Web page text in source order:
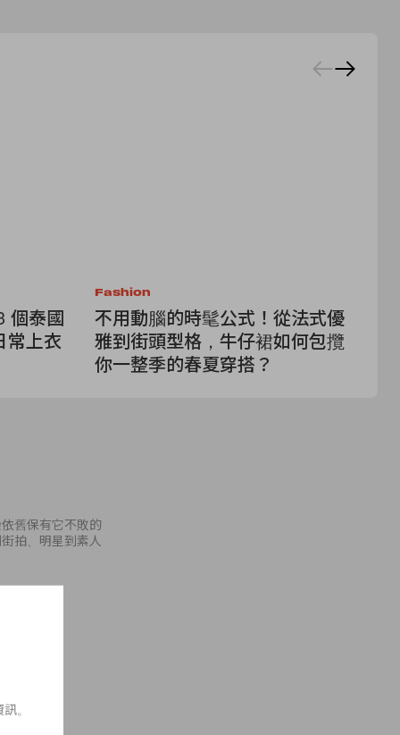
個泰國
常上衣
Fashion
不用動腦的時髦公式！從法式優
雅到街頭型格，牛仔裙如何包攬
你一整季的春夏穿搭？
舊保有它不敗的
拍、明星到素人
。